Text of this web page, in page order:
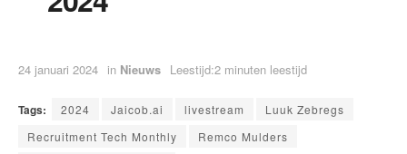
24 januari 2024 in Nieuws Leestijd:2 minuten leestijd
Tags: 2024 Jaicob.ai livestream
Luuk Zebregs
Recruitment Tech Monthly
Remco Mulders